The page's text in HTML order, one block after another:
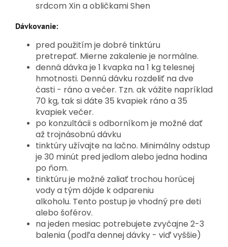
srdcom Xin a obličkami Shen
Dávkovanie:
pred použitím je dobré tinktúru
pretrepať. Mierne zakalenie je normálne.
denná dávka je 1 kvapka na 1 kg telesnej
hmotnosti. Dennú dávku rozdeliť na dve
časti - ráno a večer. Tzn. ak vážite napríklad
70 kg, tak si dáte 35 kvapiek ráno a 35
kvapiek večer.
po konzultácii s odborníkom je možné dať
až trojnásobnú dávku
tinktúry užívajte na lačno. Minimálny odstup
je 30 minút pred jedlom alebo jedna hodina
po ňom.
tinktúru je možné zaliať trochou horúcej
vody a tým dôjde k odpareniu
alkoholu. Tento postup je vhodný pre deti
alebo šoférov.
na jeden mesiac potrebujete zvyčajne 2-3
balenia (podľa dennej dávky - viď vyššie)